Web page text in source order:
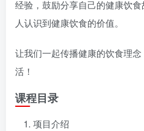
经验，鼓励分享自己的健康饮
人认识到健康饮食的价值。
让我们一起传播健康的饮食理
活！
课程目录
项目介绍